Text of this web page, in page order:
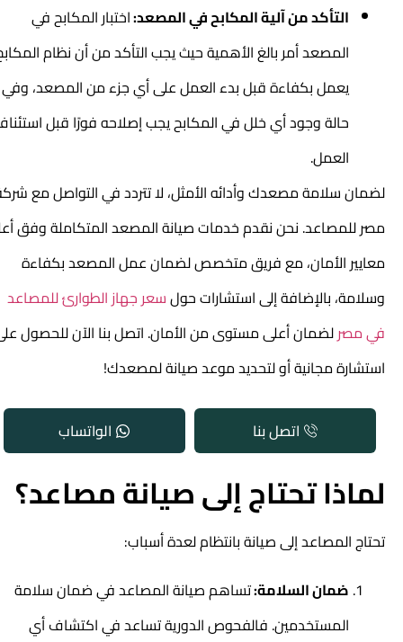
التأكد من آلية المكابح في المصعد:اختبار المكابح في
المصعد أمر بالغ الأهمية حيث يجب التأكد من أن نظام المكابح
يعمل بكفاءة قبل بدء العمل على أي جزء من المصعد، وفي
حالة وجود أي خلل في المكابح يجب إصلاحه فورًا قبل استئناف
العمل.
لضمان سلامة مصعدك وأدائه الأمثل، لا تتردد في التواصل مع شركة
مصر للمصاعد. نحن نقدمخدمات صيانة المصعدالمتكاملة وفق أعلى
معايير الأمان، مع فريق متخصص لضمان عمل المصعد بكفاءة
وسلامة، بالإضافة إلى استشارات حولسعر جهاز الطوارئ للمصاعد
في مصرلضمان أعلى مستوى من الأمان. اتصل بنا الآن للحصول على
استشارة مجانية أو لتحديد موعد صيانة لمصعدك!
اتصل بنا الواتساب
لماذا تحتاج إلى صيانة مصاعد؟
تحتاج المصاعد إلى صيانة بانتظام لعدة أسباب:
ضمان السلامة:تساهم صيانة المصاعد في ضمان سلامة
المستخدمين. فالفحوص الدورية تساعد في اكتشاف أي